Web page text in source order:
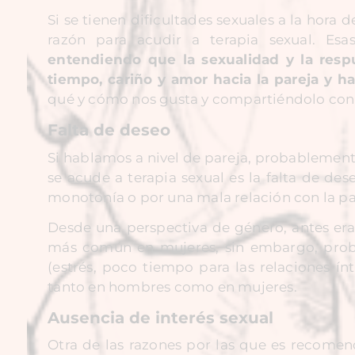
Si se tienen dificultades sexuales a la hora
razón para acudir a terapia sexual.
entendiendo que la sexualidad y la
tiempo, cariño y amor hacia la pareja y
qué y cómo nos gusta y compartiéndolo con
Falta de deseo
Si hablamos a nivel de pareja,
se acude a terapia sexual es la falta de
monotonía o por una mala relación con la
Desde una perspectiva de género, antes
más común en mujeres, sin embargo,
(estrés, poco tiempo para las relaciones
tanto en hombres como en mujeres.
Ausencia de interés sexual
Otra de las razones por las que es